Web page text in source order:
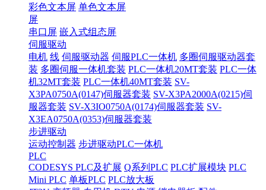
彩色文本屏 单色文本屏
屏
串口屏 嵌入式组态屏
伺服驱动
电机 线 伺服驱动器 伺服PLC一体机 多圈伺服驱动器套
装 多圈伺服一体机套装 PLC一体机20MT套装 PLC一体
机32MT套装 PLC一体机40MT套装 SV-
X3PA0750A(0147)伺服器套装 SV-X3PA2000A(0215)伺
服器套装 SV-X3IO0750A(0174)伺服器套装 SV-
X3EA0750A(0353)伺服器套装
步进驱动
运动控制器 步进驱动PLC一体机
PLC
CODESYS PLC及扩展 Q系列PLC PLC扩展模块 PLC
Mini PLC 单板PLC PLC放大板